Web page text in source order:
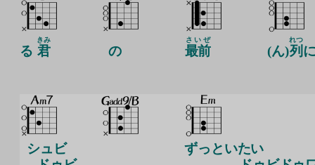
る 君
きみ
の 最前
さいぜ
(ん)列
れつ
シュビ
ずっといたい